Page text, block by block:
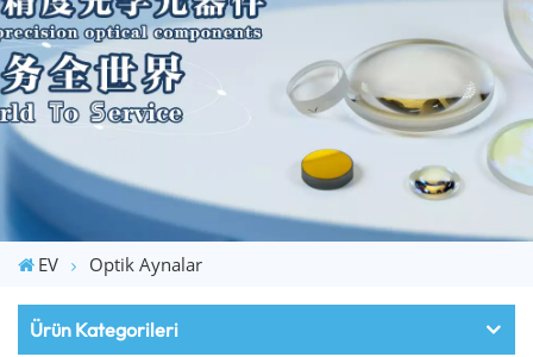
EV Optik Aynalar
Ürün Kategorileri